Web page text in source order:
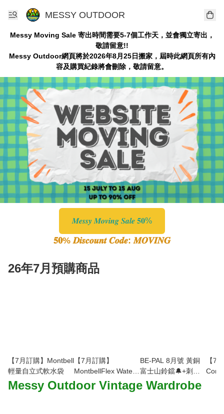
MESSY OUTDOOR
Messy Moving Sale 寄出時間需要5-7個工作天，並會獨立寄出，
敬請留意!!
Messy Outdoor網頁將於2026年8月25日搬家，屆時此網頁所有內
容及購買紀錄將會刪除，敬請留意。
𝑴𝒆𝒔𝒔𝒚 𝑴𝒐𝒗𝒊𝒏𝒈 𝑺𝒂𝒍𝒆 𝟓𝟎%
𝟓𝟎% 𝑫𝒊𝒔𝒄𝒐𝒖𝒏𝒕 𝑪𝒐𝒅𝒆: 𝑴𝑶𝑽𝑰𝑵𝑮
26年7月預購商品
【7月訂購】Montbell
輕量自立式軟水袋
【7月訂購】
MontbellFlex Water
Pack 吸管飲水套件
BE-PAL 8月號 黃銅
富士山鈴鐺🔔+刺繡
行李牌
【7
Messy Outdoor Vintage Wardrobe